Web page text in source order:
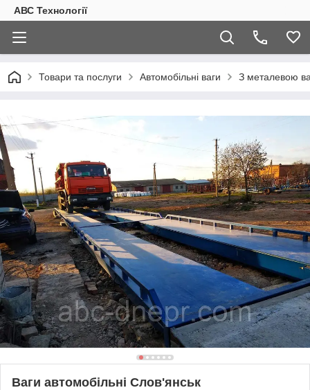
АВС Технології
Товари та послуги Автомобільні ваги З металевою
Ваги автомобільні Слов'янськ